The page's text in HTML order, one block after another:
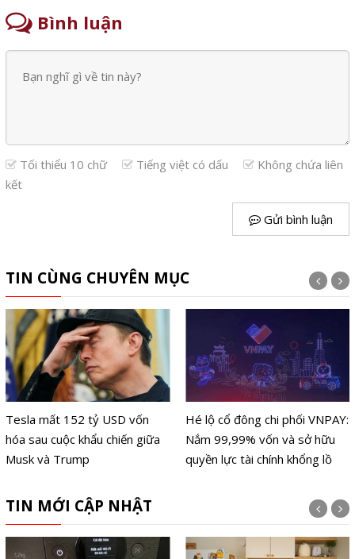
Bình luận
Tối thiểu 10 chữ Tiếng việt có dấu
Không chứa liên
kết
Gửi bình luận
TIN CÙNG CHUYÊN MỤC
Tesla mất 152 tỷ USD vốn
hóa sau cuộc khẩu chiến giữa
Musk và Trump
Hé lộ cổ đông chi phối VNPAY:
Nắm 99,99% vốn và sở hữu
quyền lực tài chính khổng lồ
TIN MỚI CẬP NHẬT